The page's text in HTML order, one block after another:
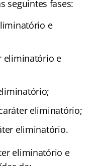
seguintes fases:
e
eliminatório e
eliminatório;
eliminatório.
eliminatório e